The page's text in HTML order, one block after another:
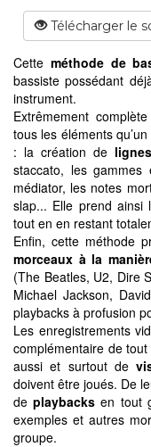
Télécharger le
Cette méthode de
bassiste possédant
instrument.
Extrêmement
tous les éléments
: la création de
staccato, les
médiator, les notes
slap... Elle prend ainsi
tout en en restant
Enfin, cette méthode
morceaux à la
(The Beatles, U2, Dire
Michael Jackson,
playbacks à profusion
Les enregistrements
complémentaire de
aussi et surtout de
doivent être joués. De
deplaybacks en tout
exemples et autres
groupe.